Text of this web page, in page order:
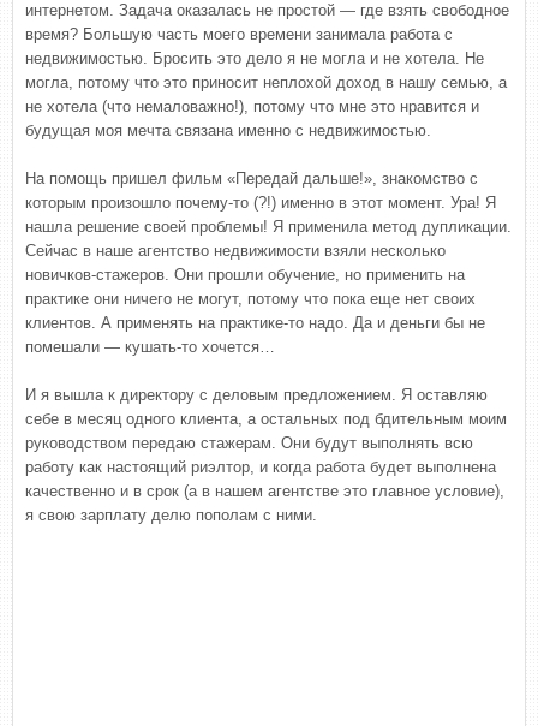
интернетом. Задача оказалась не простой — где взять свободное
время? Большую часть моего времени занимала работа с
недвижимостью. Бросить это дело я не могла и не хотела. Не
могла, потому что это приносит неплохой доход в нашу семью, а
не хотела (что немаловажно!), потому что мне это нравится и
будущая моя мечта связана именно с недвижимостью.
На помощь пришел фильм «Передай дальше!», знакомство с
которым произошло почему-то (?!) именно в этот момент. Ура! Я
нашла решение своей проблемы! Я применила метод дупликации.
Сейчас в наше агентство недвижимости взяли несколько
новичков-стажеров. Они прошли обучение, но применить на
практике они ничего не могут, потому что пока еще нет своих
клиентов. А применять на практике-то надо. Да и деньги бы не
помешали — кушать-то хочется…
И я вышла к директору с деловым предложением. Я оставляю
себе в месяц одного клиента, а остальных под бдительным моим
руководством передаю стажерам. Они будут выполнять всю
работу как настоящий риэлтор, и когда работа будет выполнена
качественно и в срок (а в нашем агентстве это главное условие),
я свою зарплату делю пополам с ними.